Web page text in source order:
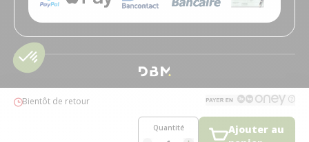
Bientôt de retour
Quantité
Ajouter au